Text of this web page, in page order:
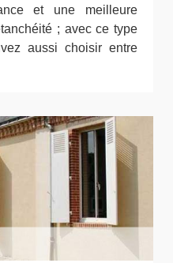
et une meilleure
; avec ce type
aussi choisir entre